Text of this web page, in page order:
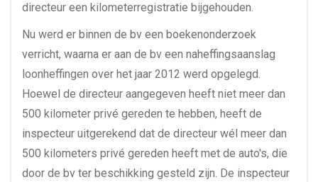
directeur een kilometerregistratie bijgehouden.
Nu werd er binnen de bv een boekenonderzoek
verricht, waarna er aan de bv een naheffingsaanslag
loonheffingen over het jaar 2012 werd opgelegd.
Hoewel de directeur aangegeven heeft niet meer dan
500 kilometer privé gereden te hebben, heeft de
inspecteur uitgerekend dat de directeur wél meer dan
500 kilometers privé gereden heeft met de auto's, die
door de bv ter beschikking gesteld zijn. De inspecteur